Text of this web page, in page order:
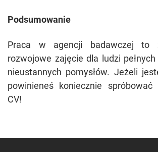
Podsumowanie
Praca w agencji badawczej to
rozwojowe zajęcie dla ludzi
nieustannych pomysłów. Jeżeli
powinieneś koniecznie spróbować
CV!